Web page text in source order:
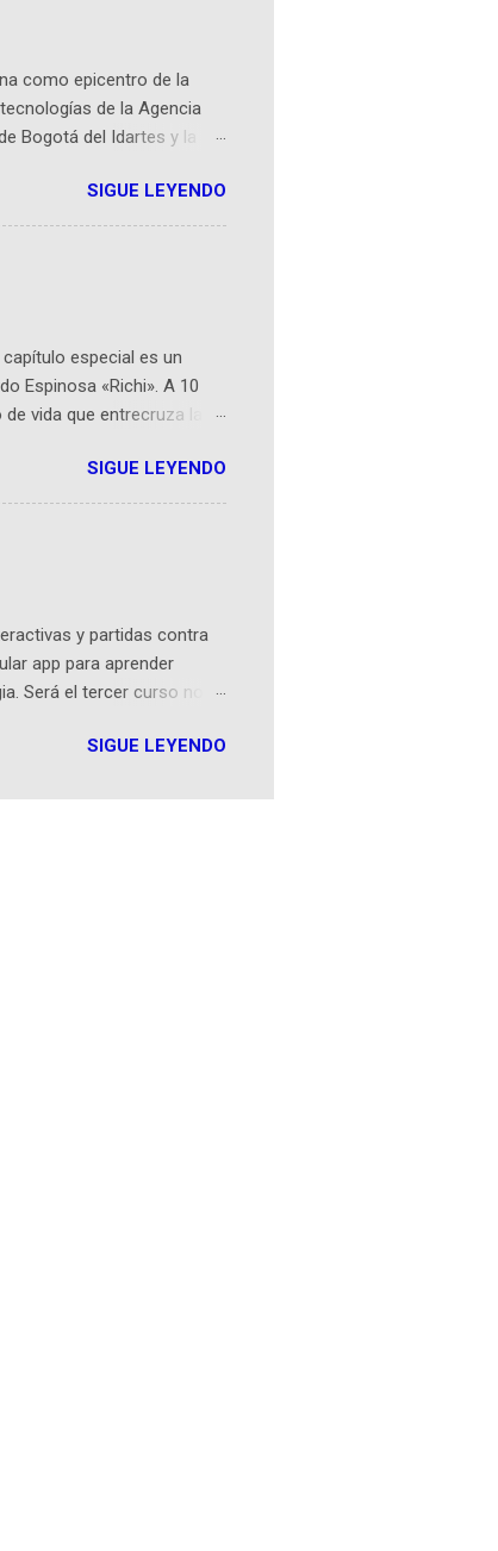
como epicentro de la
de la Agencia
Bogotá del Idartes y la
mundial que opera en
como satélites y
26B #5-93), in...
SIGUE LEYENDO
especial es un
Espinosa «Richi». A 10
vida que entrecruza la
de Barichara y de
de una novela de espías
por Richi hoy se
Facebook:
SIGUE LEYENDO
y partidas contra
app para aprender
Será el tercer curso no
mover un alfil, hasta jugar
francés, ahora nos
SIGUE LEYENDO